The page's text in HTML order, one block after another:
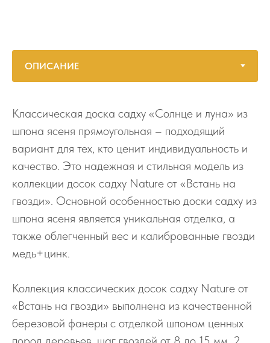
Классическая доска садху «Солнце и луна» из
шпона ясеня прямоугольная – подходящий
вариант для тех, кто ценит индивидуальность и
качество. Это надежная и стильная модель из
коллекции досок садху Nature от «Встань на
гвозди». Основной особенностью доски садху из
шпона ясеня является уникальная отделка, а
также облегченный вес и калиброванные гвозди
медь+цинк.
Коллекция классических досок садху Nature от
«Встань на гвозди» выполнена из качественной
березовой фанеры с отделкой шпоном ценных